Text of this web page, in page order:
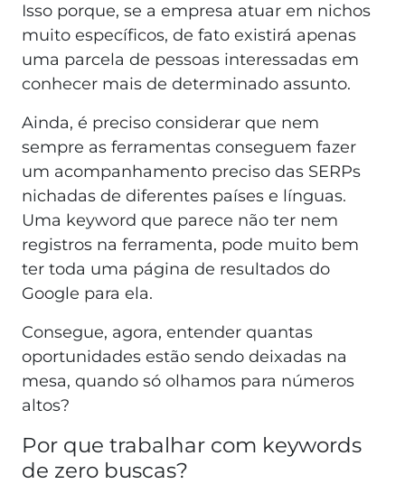
Isso porque, se a empresa atuar em nichos
muito específicos, de fato existirá apenas
uma parcela de pessoas interessadas em
conhecer mais de determinado assunto.
Ainda, é preciso considerar que nem
sempre as ferramentas conseguem fazer
um acompanhamento preciso das SERPs
nichadas de diferentes países e línguas.
Uma keyword que parece não ter nem
registros na ferramenta, pode muito bem
ter toda uma página de resultados do
Google para ela.
Consegue, agora, entender quantas
oportunidades estão sendo deixadas na
mesa, quando só olhamos para números
altos?
Por que trabalhar com keywords
de zero buscas?